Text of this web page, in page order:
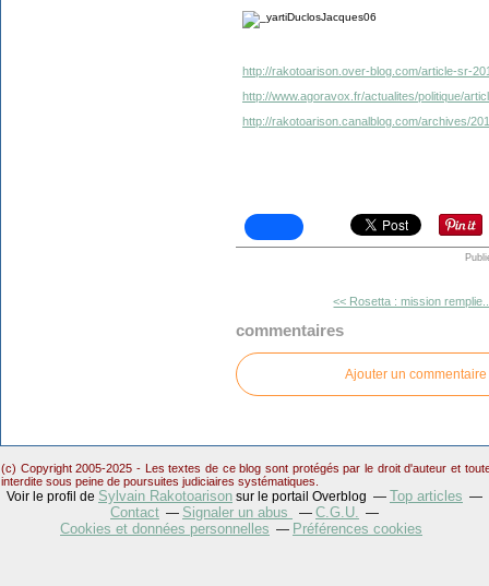
http://rakotoarison.over-blog.com/article-sr-
http://www.agoravox.fr/actualites/politique/
http://rakotoarison.canalblog.com/archives/
<< Rosetta : mission
commentaires
Ajouter un commentaire
(c) Copyright 2005-2025 - Les textes de ce blog sont protégés par le droit d'auteur et
interdite sous peine de poursuites judiciaires systématiques.
Voir le profil de Sylvain Rakotoarison sur le portail Overblog
Top articles
Contact
Signaler un abus
C.G.U.
Cookies et données personnelles
Préférences cookies